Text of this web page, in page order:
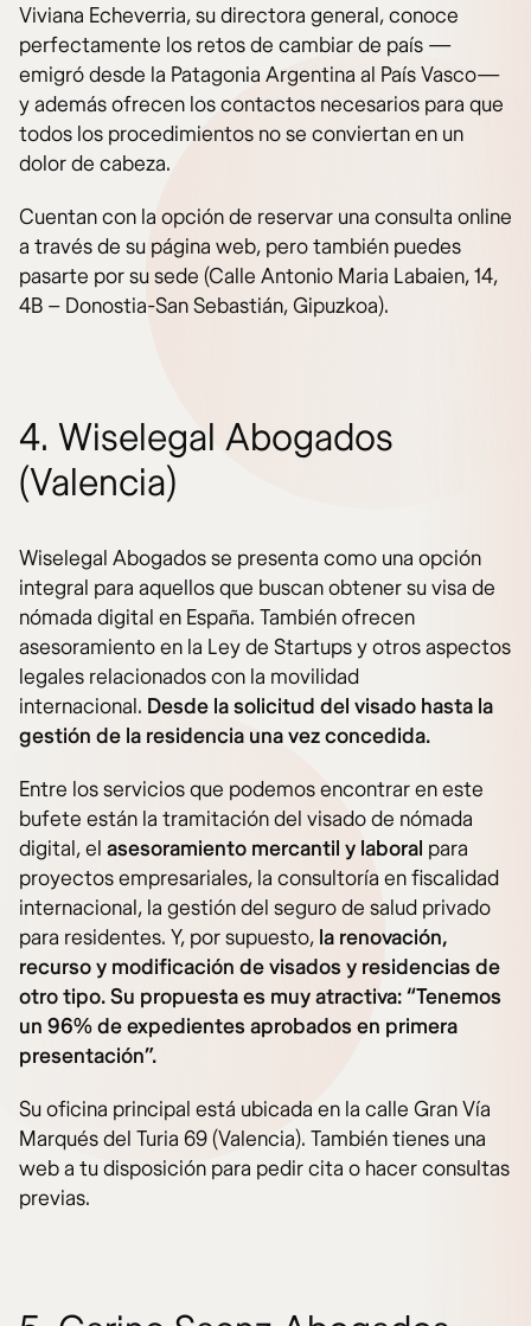
Viviana Echeverria, su directora general, conoce
perfectamente los retos de cambiar de país —
emigró desde la Patagonia Argentina al País Vasco—
y además ofrecen los contactos necesarios para que
todos los procedimientos no se conviertan en un
dolor de cabeza.
Cuentan con la opción de reservar una consulta online
a través de su página web, pero también puedes
pasarte por su sede (Calle Antonio Maria Labaien, 14,
4B – Donostia-San Sebastián, Gipuzkoa).
4. Wiselegal Abogados
(Valencia)
Wiselegal Abogados se presenta como una opción
integral para aquellos que buscan obtener su visa de
nómada digital en España. También ofrecen
asesoramiento en la Ley de Startups y otros aspectos
legales relacionados con la movilidad
internacional. Desde la solicitud del visado hasta la
gestión de la residencia una vez concedida.
Entre los servicios que podemos encontrar en este
bufete están la tramitación del visado de nómada
digital, el asesoramiento mercantil y laboral para
proyectos empresariales, la consultoría en fiscalidad
internacional, la gestión del seguro de salud privado
para residentes. Y, por supuesto, la renovación,
recurso y modificación de visados y residencias de
otro tipo. Su propuesta es muy atractiva: “Tenemos
un 96% de expedientes aprobados en primera
presentación”.
Su oficina principal está ubicada en la calle Gran Vía
Marqués del Turia 69 (Valencia). También tienes una
web a tu disposición para pedir cita o hacer consultas
previas.